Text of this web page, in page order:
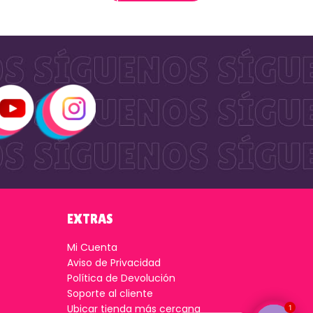
EXTRAS
Mi Cuenta
Aviso de Privacidad
Política de Devolución
Soporte al cliente
Ubicar tienda más cercana
1